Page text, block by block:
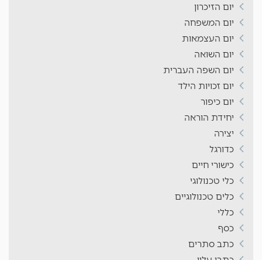
יום הזיכרון
יום המשפחה
יום העצמאות
יום השואה
יום השפה העברית
יום זכויות הילד
יום כיפור
יחידת הוראה
יצירה
כדורגל
כישורי חיים
כלי טכנולוגי
כלים טכנולוגיים
כללי
כסף
כתב סתרים